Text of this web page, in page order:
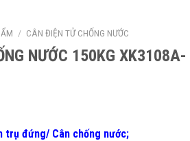
/ CÂN ĐIỆN TỬ CHỐNG NƯỚC
NƯỚC 150KG XK3108A-
trụ đứng/ Cân chống nước;